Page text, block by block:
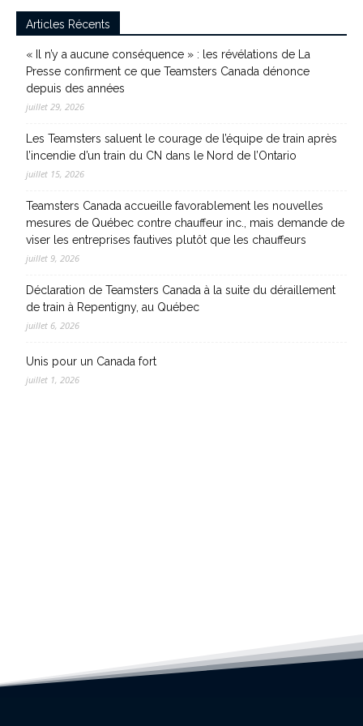
Articles Récents
« Il n’y a aucune conséquence » : les révélations de La
Presse confirment ce que Teamsters Canada dénonce
depuis des années
juillet 29, 2026
Les Teamsters saluent le courage de l’équipe de train après
l’incendie d’un train du CN dans le Nord de l’Ontario
juillet 15, 2026
Teamsters Canada accueille favorablement les nouvelles
mesures de Québec contre chauffeur inc., mais demande de
viser les entreprises fautives plutôt que les chauffeurs
juillet 9, 2026
Déclaration de Teamsters Canada à la suite du déraillement
de train à Repentigny, au Québec
juillet 6, 2026
Unis pour un Canada fort
juillet 1, 2026